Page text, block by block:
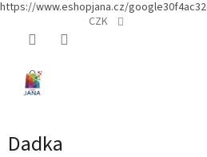
https://www.eshopjana.cz/
CZK
Dadka